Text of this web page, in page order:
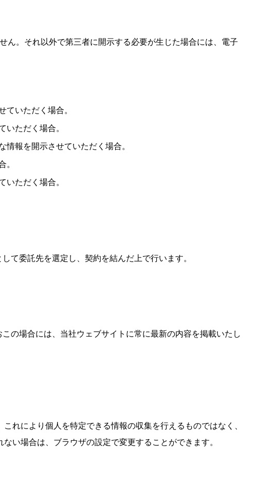
ん。それ以外で第三者に開示する必要が生じた場合には、電子
ていただく場合。
いただく場合。
報を開示させていただく場合。
。
いただく場合。
て委託先を選定し、契約を結んだ上で行います。
の場合には、当社ウェブサイトに常に最新の内容を掲載いたし
れにより個人を特定できる情報の収集を行えるものではなく、
い場合は、ブラウザの設定で変更することができます。